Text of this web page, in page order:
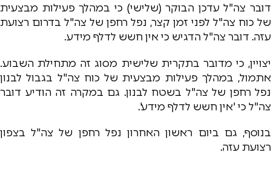
דובר צה"ל עדכן הבוקר (שלישי) כי במהלך פעילות מבצעית
של כוח צה"ל לפני זמן קצר, נפל רחפן של צה"ל בדרום רצועת
עזה. דובר צה"ל הדגיש כי אין חשש לדלף מידע.
יצויין, כי מדובר בתקרית שלישית מסוג זה מתחילת השבוע.
אתמול, במהלך פעילות מבצעית של כוח צה"ל בגבול לבנון
נפל רחפן של צה"ל בשטח לבנון. גם במקרה זה הודיע דובר
צה"ל כי 'אין חשש לדלף מידע'.
בנוסף, גם ביום ראשון האחרון נפל רחפן של צה"ל בצפון
רצועת עזה.